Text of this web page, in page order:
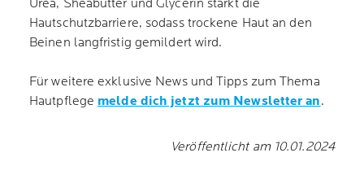
Urea, Sheabutter und Glycerin stärkt die
Hautschutzbarriere, sodass trockene Haut an den
Beinen langfristig gemildert wird.
Für weitere exklusive News und Tipps zum Thema
Hautpflege melde dich jetzt zum Newsletter an.
Veröffentlicht am 10.01.2024